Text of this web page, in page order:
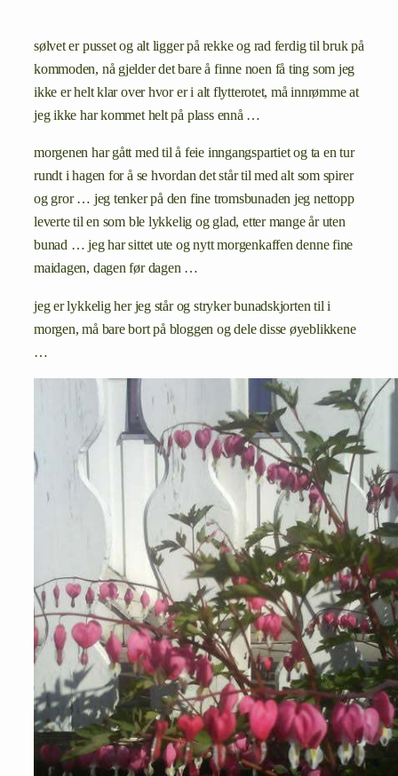
sølvet er pusset og alt ligger på rekke og rad ferdig til bruk på
kommoden, nå gjelder det bare å finne noen få ting som jeg
ikke er helt klar over hvor er i alt flytterotet, må innrømme at
jeg ikke har kommet helt på plass ennå …
morgenen har gått med til å feie inngangspartiet og ta en tur
rundt i hagen for å se hvordan det står til med alt som spirer
og gror … jeg tenker på den fine tromsbunaden jeg nettopp
leverte til en som ble lykkelig og glad, etter mange år uten
bunad … jeg har sittet ute og nytt morgenkaffen denne fine
maidagen, dagen før dagen …
jeg er lykkelig her jeg står og stryker bunadskjorten til i
morgen, må bare bort på bloggen og dele disse øyeblikkene
…